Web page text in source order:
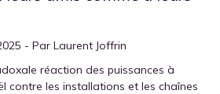
- Par Laurent Joffrin
réaction des puissances à
contre les installations et les chaînes